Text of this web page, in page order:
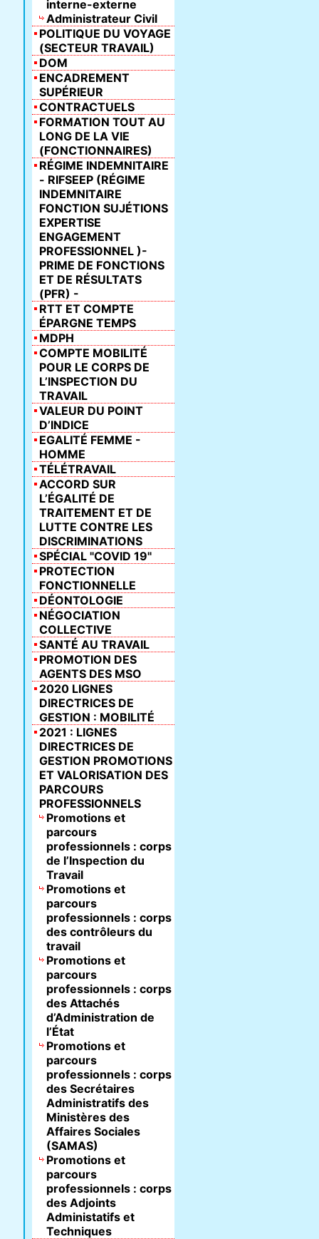
interne-externe
Administrateur Civil
POLITIQUE DU VOYAGE
(SECTEUR TRAVAIL)
DOM
ENCADREMENT
SUPÉRIEUR
CONTRACTUELS
FORMATION TOUT AU
LONG DE LA VIE
(FONCTIONNAIRES)
RÉGIME INDEMNITAIRE
- RIFSEEP (RÉGIME
INDEMNITAIRE
FONCTION SUJÉTIONS
EXPERTISE
ENGAGEMENT
PROFESSIONNEL )-
PRIME DE FONCTIONS
ET DE RÉSULTATS
(PFR) -
RTT ET COMPTE
ÉPARGNE TEMPS
MDPH
COMPTE MOBILITÉ
POUR LE CORPS DE
L’INSPECTION DU
TRAVAIL
VALEUR DU POINT
D’INDICE
EGALITÉ FEMME -
HOMME
TÉLÉTRAVAIL
ACCORD SUR
L’ÉGALITÉ DE
TRAITEMENT ET DE
LUTTE CONTRE LES
DISCRIMINATIONS
SPÉCIAL "COVID 19"
PROTECTION
FONCTIONNELLE
DÉONTOLOGIE
NÉGOCIATION
COLLECTIVE
SANTÉ AU TRAVAIL
PROMOTION DES
AGENTS DES MSO
2020 LIGNES
DIRECTRICES DE
GESTION : MOBILITÉ
2021 : LIGNES
DIRECTRICES DE
GESTION PROMOTIONS
ET VALORISATION DES
PARCOURS
PROFESSIONNELS
Promotions et
parcours
professionnels : corps
de l’Inspection du
Travail
Promotions et
parcours
professionnels : corps
des contrôleurs du
travail
Promotions et
parcours
professionnels : corps
des Attachés
d’Administration de
l’État
Promotions et
parcours
professionnels : corps
des Secrétaires
Administratifs des
Ministères des
Affaires Sociales
(SAMAS)
Promotions et
parcours
professionnels : corps
des Adjoints
Administatifs et
Techniques